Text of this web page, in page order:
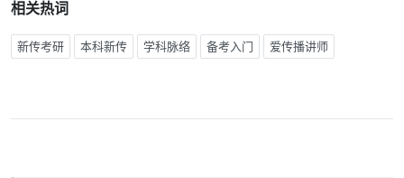
相关热词
新传考研 本科新传 学科脉络 备考入门 爱传播讲师